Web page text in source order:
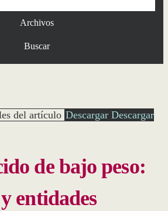
Archivos
Buscar
del artículo Descargar Descargar
de bajo peso:
entidades